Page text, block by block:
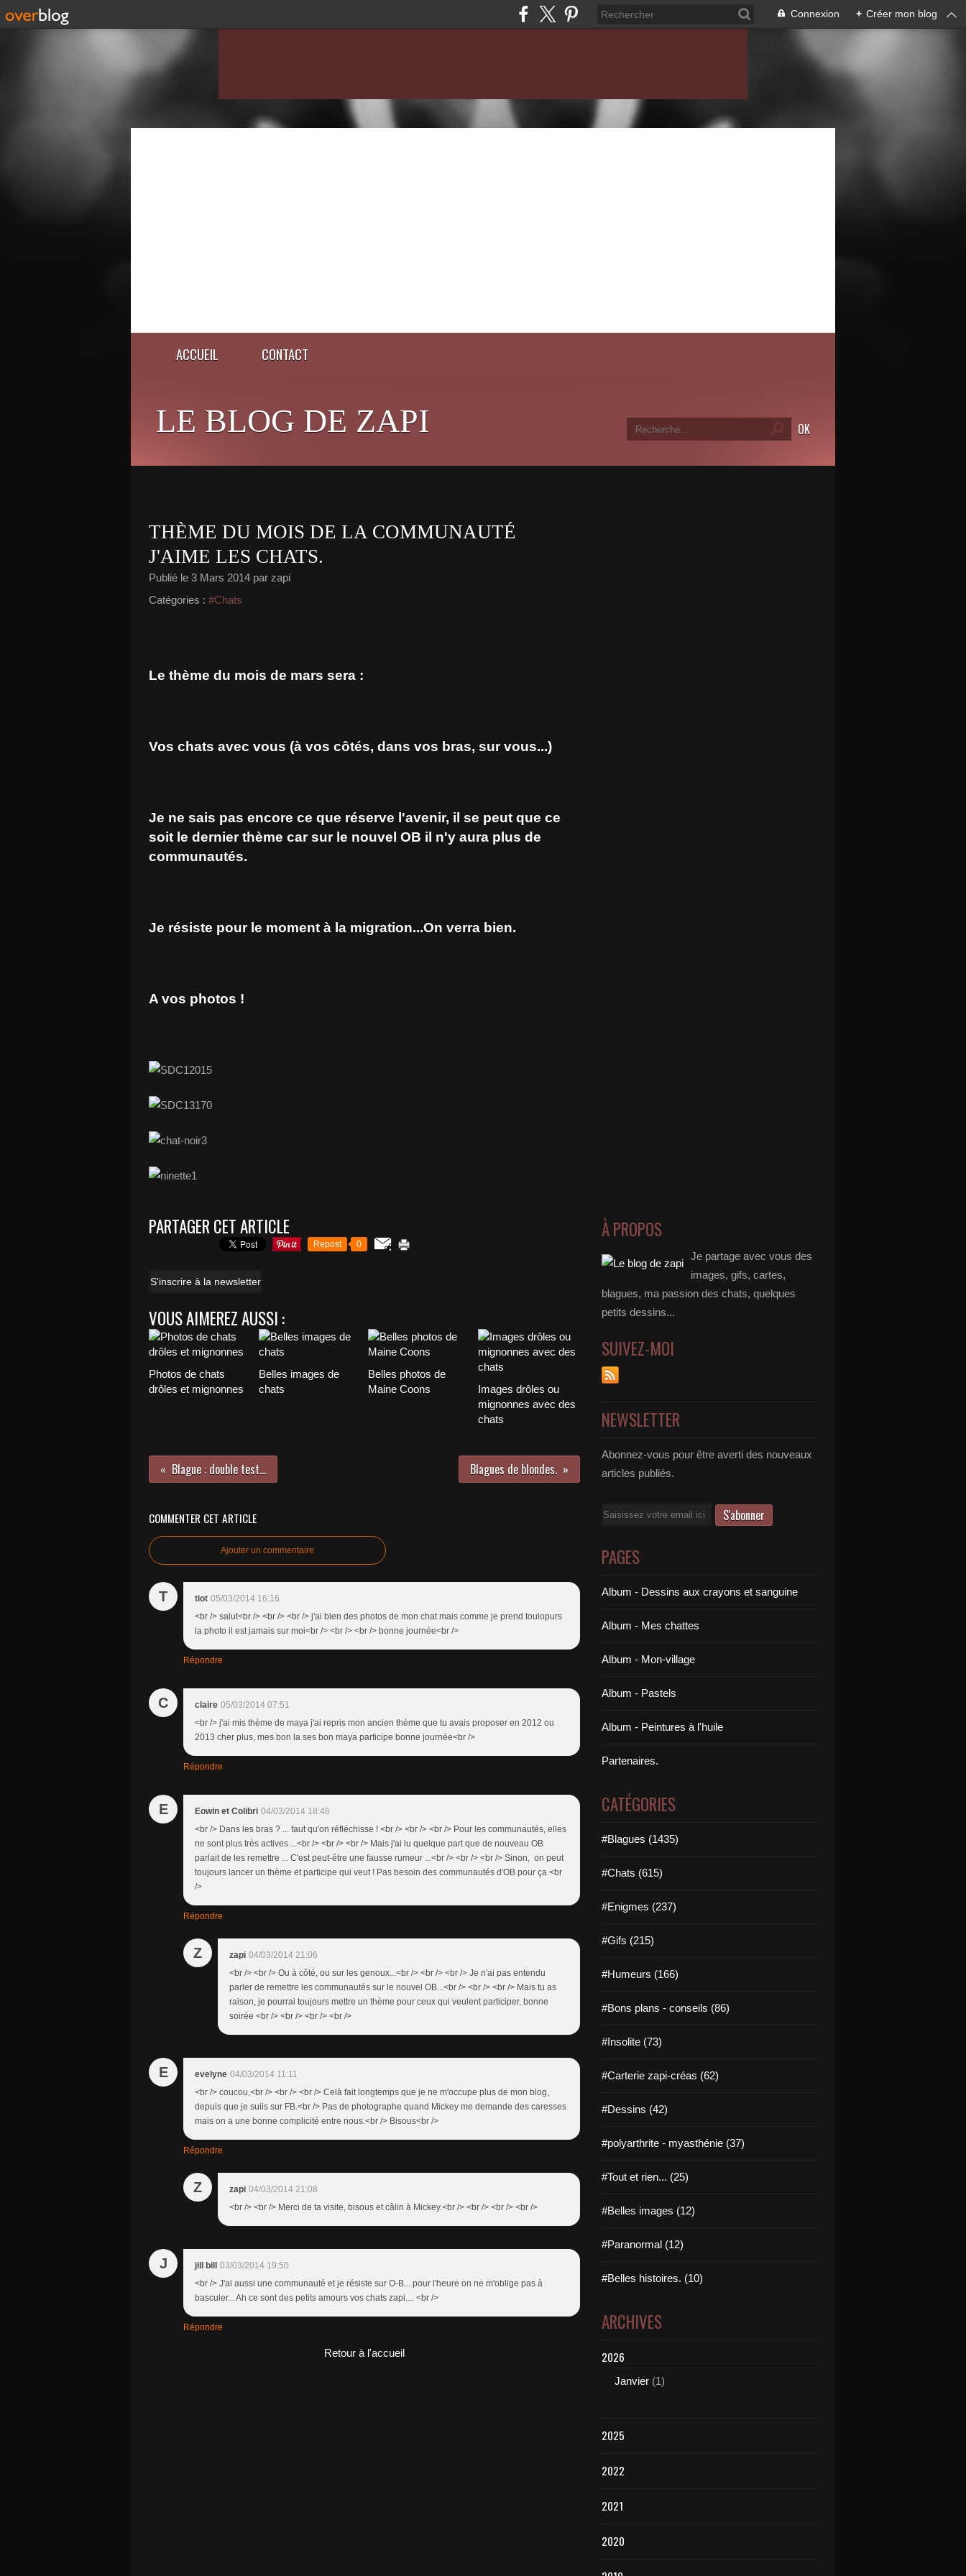
Connexion + Créer mon blog
ACCUEIL CONTACT
LE BLOG DE ZAPI
THÈME DU MOIS DE LA COMMUNAUTÉ
J'AIME LES CHATS.
Publié le 3 Mars 2014 par zapi
Catégories : #Chats
Le thème du mois de mars sera :
Vos chats avec vous (à vos côtés, dans vos bras, sur vous...)
Je ne sais pas encore ce que réserve l'avenir, il se peut que ce
soit le dernier thème car sur le nouvel OB il n'y aura plus de
communautés.
Je résiste pour le moment à la migration...On verra bien.
A vos photos !
PARTAGER CET ARTICLE
Repost 0
S'inscrire à la newsletter
VOUS AIMEREZ AUSSI :
Photos de chats
drôles et mignonnes
Belles images de
chats
Belles photos de
Maine Coons
Images drôles ou
mignonnes avec des
chats
Blague : double test... Blagues de blondes.
COMMENTER CET ARTICLE
Ajouter un commentaire
T tiot 05/03/2014 16:16
<br /> salut<br /> <br /> <br /> j'ai bien des photos de mon chat mais comme je prend toulopurs
la photo il est jamais sur moi<br /> <br /> <br /> bonne journée<br />
Répondre
C claire 05/03/2014 07:51
<br /> j'ai mis thème de maya j'ai repris mon ancien thème que tu avais proposer en 2012 ou
2013 cher plus, mes bon la ses bon maya participe bonne journée<br />
Répondre
E Eowin et Colibri 04/03/2014 18:46
<br /> Dans les bras ? ... faut qu'on réfléchisse ! <br /> <br /> <br /> Pour les communautés, elles
ne sont plus très actives ...<br /> <br /> <br /> Mais j'ai lu quelque part que de nouveau OB
parlait de les remettre ... C'est peut-être une fausse rumeur ...<br /> <br /> <br /> Sinon, on peut
toujours lancer un thème et participe qui veut ! Pas besoin des communautés d'OB pour ça <br
/>
Répondre
Z zapi 04/03/2014 21:06
<br /> <br /> Ou à côté, ou sur les genoux...<br /> <br /> <br /> Je n'ai pas entendu
parler de remettre les communautés sur le nouvel OB...<br /> <br /> <br /> Mais tu as
raison, je pourrai toujours mettre un thème pour ceux qui veulent participer, bonne
soirée <br /> <br /> <br /> <br />
E evelyne 04/03/2014 11:11
<br /> coucou,<br /> <br /> <br /> Celà fait longtemps que je ne m'occupe plus de mon blog,
depuis que je suiis sur FB.<br /> Pas de photographe quand Mickey me demande des caresses
mais on a une bonne complicité entre nous.<br /> Bisous<br />
Répondre
Z zapi 04/03/2014 21:08
<br /> <br /> Merci de ta visite, bisous et câlin à Mickey.<br /> <br /> <br /> <br />
J jill bill
03/03/2014 19:50
<br /> J'ai aussi une communauté et je résiste sur O-B... pour l'heure on ne m'oblige pas à
basculer... Ah ce sont des petits amours vos chats zapi.... <br />
Répondre
Retour à l'accueil
À PROPOS
Je partage avec vous des
images, gifs, cartes,
blagues, ma passion des chats, quelques
petits dessins...
SUIVEZ-MOI
NEWSLETTER
Abonnez-vous pour être averti des nouveaux
articles publiés.
Email
PAGES
Album - Dessins aux crayons et sanguine
Album - Mes chattes
Album - Mon-village
Album - Pastels
Album - Peintures à l'huile
Partenaires.
CATÉGORIES
#Blagues (1435)
#Chats (615)
#Enigmes (237)
#Gifs (215)
#Humeurs (166)
#Bons plans - conseils (86)
#Insolite (73)
#Carterie zapi-créas (62)
#Dessins (42)
#polyarthrite - myasthénie (37)
#Tout et rien... (25)
#Belles images (12)
#Paranormal (12)
#Belles histoires. (10)
ARCHIVES
2026
Janvier (1)
2025
2022
2021
2020